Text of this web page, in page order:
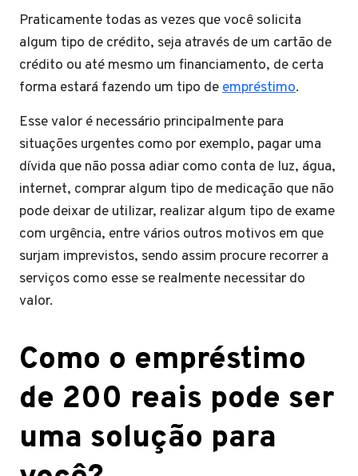
Praticamente todas as vezes que você solicita
algum tipo de crédito, seja através de um cartão de
crédito ou até mesmo um financiamento, de certa
forma estará fazendo um tipo deempréstimo.
Esse valor é necessário principalmente para
situações urgentes como por exemplo, pagar uma
dívida que não possa adiar como conta de luz, água,
internet, comprar algum tipo de medicação que não
pode deixar de utilizar, realizar algum tipo de exame
com urgência, entre vários outros motivos em que
surjam imprevistos, sendo assim procure recorrer a
serviços como esse se realmente necessitar do
valor.
Como o empréstimo
de 200 reais pode ser
uma solução para